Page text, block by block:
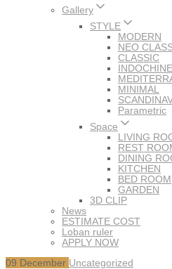
Gallery
STYLE
MODERN
NEO
CLASSIC
INDOCHINE
MINIMAL
Parametric
Space
LIVING
REST
DINING
KITCHEN
BED ROOM
GARDEN
3D CLIP
News
ESTIMATE COST
Loban ruler
APPLY NOW
09 December Uncategorized